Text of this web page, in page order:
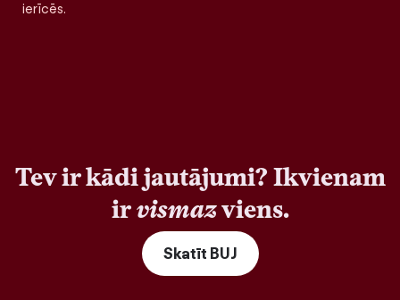
ierīcēs.
Tev ir kādi jautājumi? Ikvienam
irvismazviens.
Skatīt BUJ